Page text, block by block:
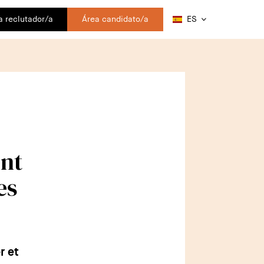
reclutador/a Área candidato/a ES
et